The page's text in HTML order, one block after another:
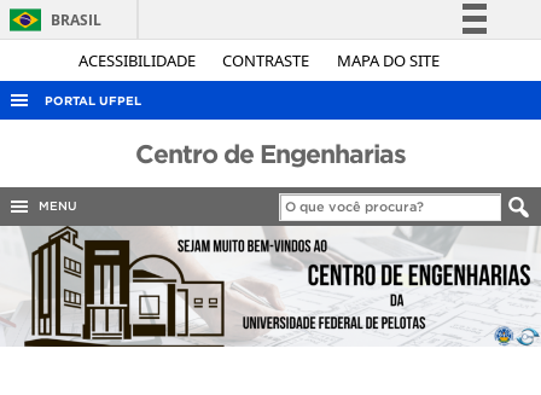
ACESSIBILIDADE CONTRASTE MAPA DO SITE
BRASIL
Simplifique!
Acesso à informação
Legislação
Canais
PORTAL UFPEL
COBALTO
CONCURSOS
EDITAIS
INTERNACIONAL
Centro de Engenharias
MENU